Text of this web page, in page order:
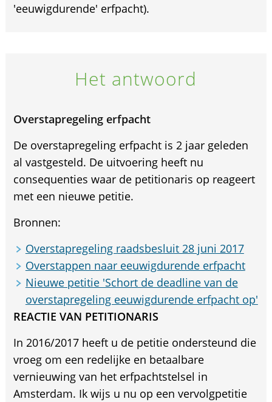
'eeuwigdurende' erfpacht).
Het antwoord
Overstapregeling erfpacht
De overstapregeling erfpacht is 2 jaar geleden
al vastgesteld. De uitvoering heeft nu
consequenties waar de petitionaris op reageert
met een nieuwe petitie.
Bronnen:
Overstapregeling raadsbesluit 28 juni 2017
Overstappen naar eeuwigdurende erfpacht
Nieuwe petitie 'Schort de deadline van de
overstapregeling eeuwigdurende erfpacht op'
REACTIE VAN PETITIONARIS
In 2016/2017 heeft u de petitie ondersteund die
vroeg om een redelijke en betaalbare
vernieuwing van het erfpachtstelsel in
Amsterdam. Ik wijs u nu op een vervolgpetitie